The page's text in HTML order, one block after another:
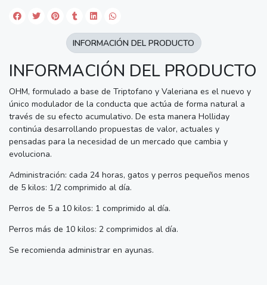
INFORMACIÓN DEL PRODUCTO
OHM, formulado a base de Triptofano y Valeriana es el nuevo y
único modulador de la conducta que actúa de forma natural a
través de su efecto acumulativo. De esta manera Holliday
continúa desarrollando propuestas de valor, actuales y
pensadas para la necesidad de un mercado que cambia y
evoluciona.
Administración: cada 24 horas, gatos y perros pequeños menos
de 5 kilos: 1/2 comprimido al día.
Perros de 5 a 10 kilos: 1 comprimido al día.
Perros más de 10 kilos: 2 comprimidos al día.
Se recomienda administrar en ayunas.
INFORMACIÓN DEL PRODUCTO